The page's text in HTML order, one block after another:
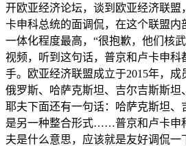
开欧亚经济论坛，谈到欧亚经济联盟
卡申科总统的面调侃，在这个联盟内
一体化程度最高，“很抱歉，他们核
视频，听到这句话，普京和卢卡申科
手。欧亚经济联盟成立于2015年，成
俄罗斯、哈萨克斯坦、吉尔吉斯斯坦
耶夫下面还有一句话：哈萨克斯坦、
是另一种整合形式……普京和卢卡申
夫是什么意思，应该就是友好调侃